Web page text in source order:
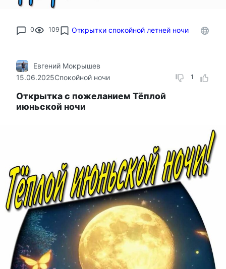
0 109 Открытки спокойной летней ночи
1
Евгений Мокрышев
15.06.2025Спокойной ночи
Открытка с пожеланием Тёплой
июньской ночи